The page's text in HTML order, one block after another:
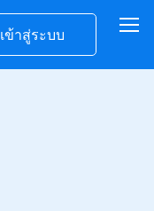
เข้าสู่ระบบ